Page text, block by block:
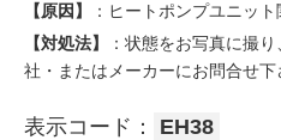
【原因】
：ヒートポンプユニッ
【対処法】
：状態をお写真に撮
社・またはメーカーにお問合せ下
表示コード： EH38